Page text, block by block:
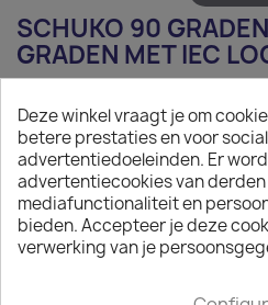
SCHUKO 90
GRADEN MET IEC
Exclusief belasting
Power Cable Schuko 90
black 2m
Op aanvraag
Deze winkel vraagt je om
betere prestaties en voor
advertentiedoeleinden. Er
advertentiecookies van
mediafunctionaliteit en
bieden. Accepteer je deze
verwerking van je